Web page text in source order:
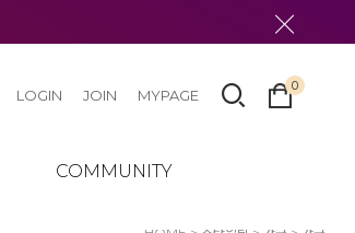
COMMUNITY
LOGIN JOIN MYPAGE
0